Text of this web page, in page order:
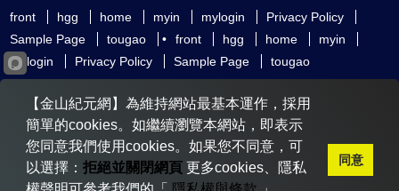
front hgg home myin mylogin
Privacy Policy
Sample Page
tougao • front hgg home
myin
mylogin
Privacy Policy Sample Page tougao
友好鏈接 追查國際 新唐人電視
神韻藝術團
大紀元時報
希望之聲 全球退黨服務中心 明慧網
無界網
【金山紀元網】為維持網站最基本運作，採用
簡單的cookies。如繼續瀏覽本網站，即表示
您同意我們使用cookies。如果您不同意，可
以選擇： 拒絕並關閉網頁更多cookies、隱私
同意